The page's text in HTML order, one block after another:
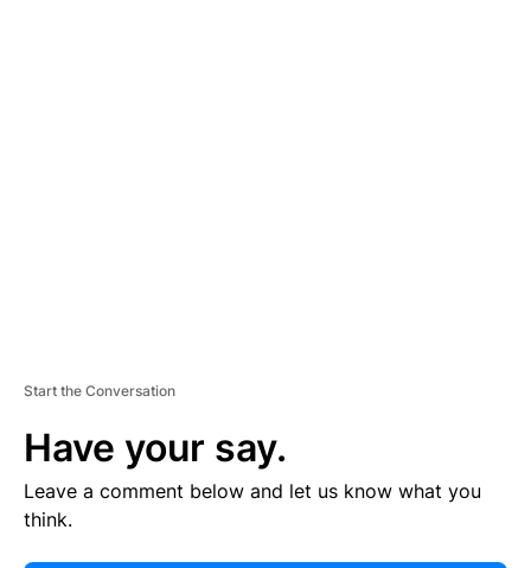
Start the Conversation
Have your say.
Leave a comment below and let us know what you
think.